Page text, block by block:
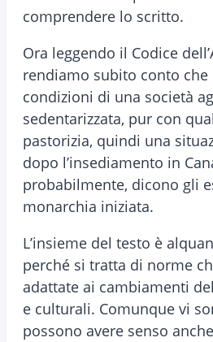
comprendere lo scritto.
Ora leggendo il Codice
rendiamo subito conto
condizioni di una società
sedentarizzata, pur con
pastorizia, quindi una
dopo l’insediamento in
probabilmente, dicono gli
monarchia iniziata.
L’insieme del testo è
perché si tratta di norme
adattate ai cambiamenti
e culturali. Comunque vi
possono avere senso